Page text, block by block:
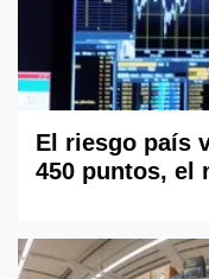
El riesgo país
450 puntos, el